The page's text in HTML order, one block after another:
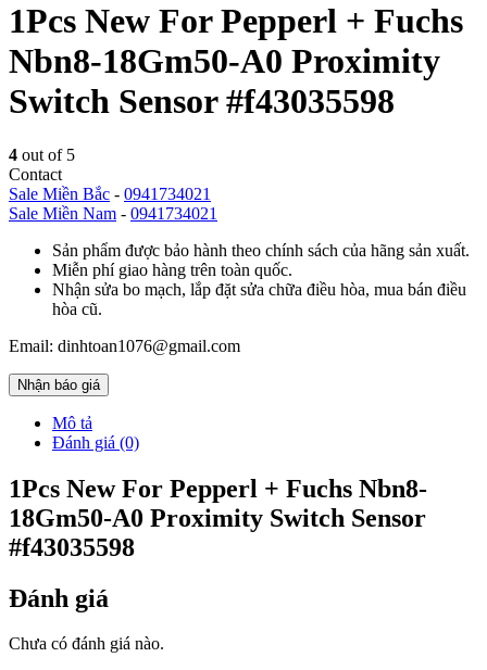
1Pcs New For Pepperl + Fuchs
Nbn8-18Gm50-A0 Proximity
Switch Sensor #f43035598
4 out of 5
Contact
Sale Miền Bắc - 0941734021
Sale Miền Nam - 0941734021
Sản phẩm được bảo hành theo chính sách của hãng sản xuất.
Miễn phí giao hàng trên toàn quốc.
Nhận sửa bo mạch, lắp đặt sửa chữa điều hòa, mua bán điều
hòa cũ.
Email: dinhtoan1076@gmail.com
Nhận báo giá
Mô tả
Đánh giá (0)
1Pcs New For Pepperl + Fuchs Nbn8-
18Gm50-A0 Proximity Switch Sensor
#f43035598
Đánh giá
Chưa có đánh giá nào.